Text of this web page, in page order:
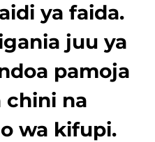
ya faida.
juu ya
pamoja
chini na
wa kifupi.